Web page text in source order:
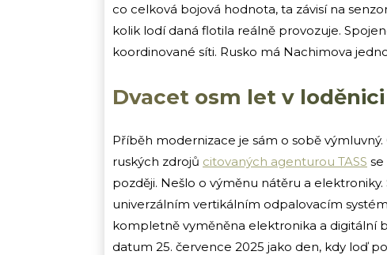
co celková bojová hodnota, ta závisí na
kolik lodí daná flotila reálně provozuje.
koordinované síti. Rusko má Nachimova
Dvacet osm let v loděnici
Příběh modernizace je sám o sobě
ruských zdrojů citovaných agenturou TASS
později. Nešlo o výměnu nátěru a
univerzálním vertikálním odpalovacím
kompletně vyměněna elektronika a digitální
datum 25. července 2025 jako den, kdy loď